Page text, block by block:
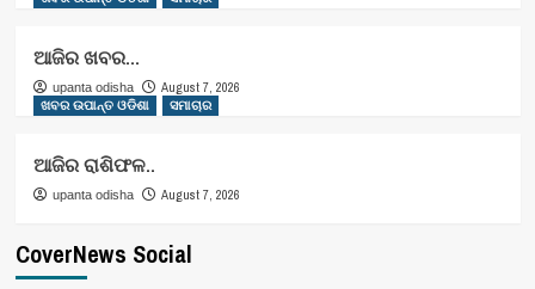
ଆଜିର ଖବର…
upanta odisha
August 7, 2026
ଖବର ଉପାନ୍ତ ଓଡିଶା
ସମାଚାର
ଆଜିର ରାଶିଫଳ..
upanta odisha August 7, 2026
CoverNews Social